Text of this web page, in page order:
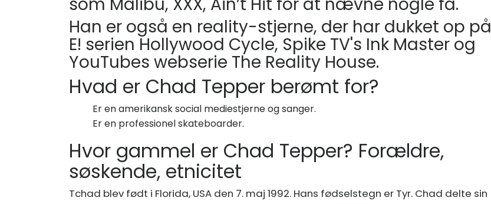
Han er også en reality-stjerne, der har dukket op på
E! serien Hollywood Cycle, Spike TV's Ink Master og
YouTubes webserie The Reality House.
Hvad er Chad Tepper berømt for?
Er en amerikansk social mediestjerne og sanger.
Er en professionel skateboarder.
Hvor gammel er Chad Tepper? Forældre,
søskende, etnicitet
Tchad blev født i Florida, USA den 7. maj 1992. Hans fødselstegn er Tyr. Chad delte sin